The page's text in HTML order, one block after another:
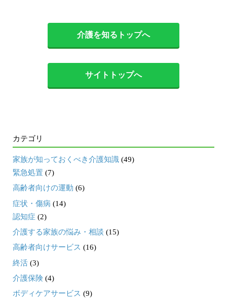
介護を知るトップへ
サイトトップへ
カテゴリ
家族が知っておくべき介護知識 (49)
緊急処置 (7)
高齢者向けの運動 (6)
症状・傷病 (14)
認知症 (2)
介護する家族の悩み・相談 (15)
高齢者向けサービス (16)
終活 (3)
介護保険 (4)
ボディケアサービス (9)